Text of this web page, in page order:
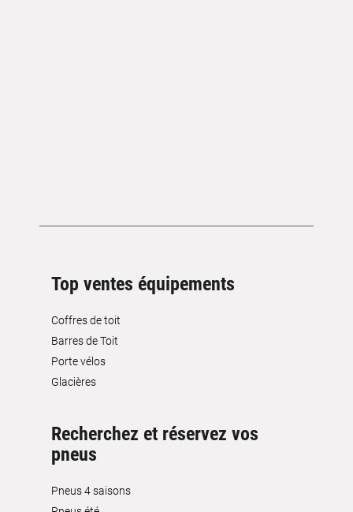
Top ventes équipements
Coffres de toit
Barres de Toit
Porte vélos
Glacières
Recherchez et réservez vos
pneus
Pneus 4 saisons